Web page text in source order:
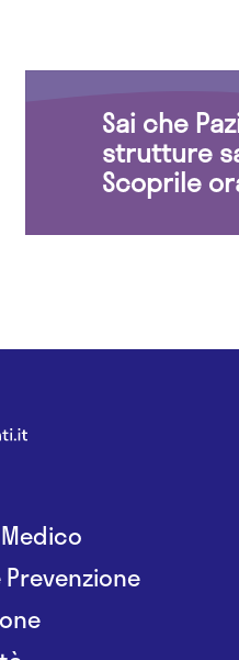
Sai che
strutture
Scoprile